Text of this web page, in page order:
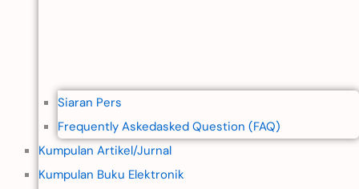
Siaran Pers
Frequently Askedasked Question (FAQ)
Kumpulan Artikel/Jurnal
Kumpulan Buku Elektronik